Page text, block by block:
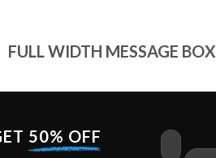
FULL WIDTH MESSAGE BOX
50% OFF